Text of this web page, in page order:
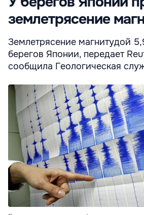
землетрясение
Землетрясение магнитудой
берегов Японии, передает
сообщила Геологическая